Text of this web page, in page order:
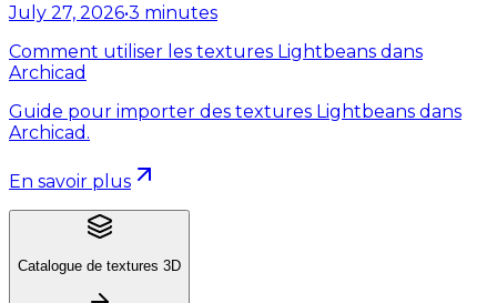
July 27, 2026•3 minutes
Comment utiliser les textures Lightbeans dans
Archicad
Guide pour importer des textures Lightbeans dans
Archicad.
En savoir plus
Catalogue de textures 3D